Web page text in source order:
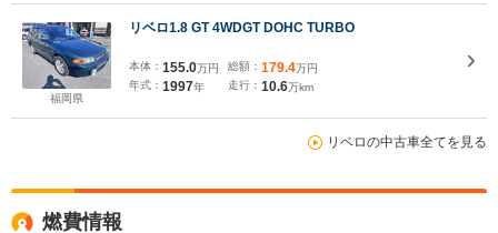
福岡県
リベロ1.8 GT 4WDGT DOHC TURBO
本体： 155.0万円
年式： 1997年
総額： 179.4万円
走行： 10.6万km
リベロの中古車全てを見る
燃費情報